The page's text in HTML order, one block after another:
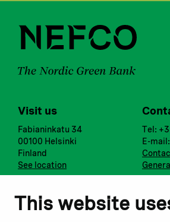
This website
Visit us
Fabianinkatu 34
00100 Helsinki
Finland
See location
Tel:
E-mail:
Notify us